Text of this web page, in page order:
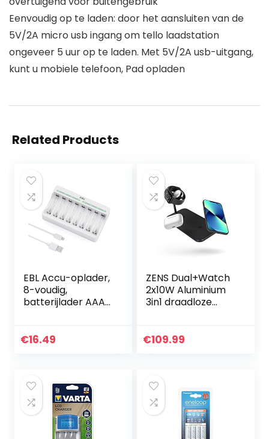
Eenvoudig op te laden: door het aansluiten van de
5V/2A micro usb ingang om tello laadstation
ongeveer 5 uur op te laden. Met 5V/2A usb-uitgang,
kunt u mobiele telefoon, Pad opladen
Related Products
EBL Accu-oplader,
8-voudig,
batterijlader AAA
input 5 V 2 A
€16.49
ZENS Dual+Watch
2x10W Aluminium
3in1 draadloze
Snelladen, Qi/MFi
€109.99